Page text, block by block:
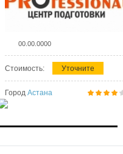
00.00.0000
Стоимость: Уточните
Город Астана